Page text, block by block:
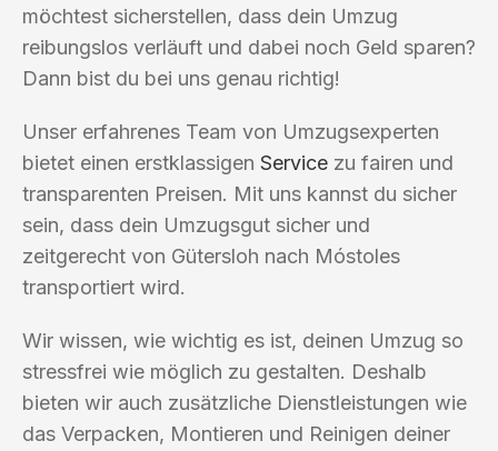
möchtest sicherstellen, dass dein Umzug
reibungslos verläuft und dabei noch Geld sparen?
Dann bist du bei uns genau richtig!
Unser erfahrenes Team von Umzugsexperten
bietet einen erstklassigen Service zu fairen und
transparenten Preisen. Mit uns kannst du sicher
sein, dass dein Umzugsgut sicher und
zeitgerecht von Gütersloh nach Móstoles
transportiert wird.
Wir wissen, wie wichtig es ist, deinen Umzug so
stressfrei wie möglich zu gestalten. Deshalb
bieten wir auch zusätzliche Dienstleistungen wie
das Verpacken, Montieren und Reinigen deiner